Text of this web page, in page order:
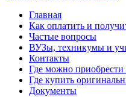
Главная
Как оплатить и
Частые вопросы
ВУЗы, техникумы и
Контакты
Где можно
Где купить
Документы